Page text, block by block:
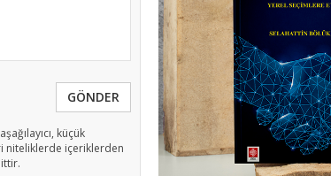
GÖNDER
küçük
niteliklerde içeriklerden